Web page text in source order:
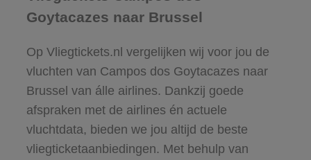
Goytacazes naar Brussel
Op Vliegtickets.nl vergelijken wij voor jou de
vluchten van Campos dos Goytacazes naar
Brussel van álle airlines. Dankzij goede
afspraken met de airlines én actuele
vluchtdata, bieden we jou altijd de beste
vliegticketaanbiedingen. Met behulp van